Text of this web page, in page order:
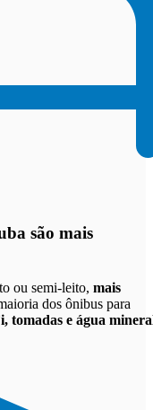
são mais
ou semi-leito, mais
dos ônibus para
tomadas e água